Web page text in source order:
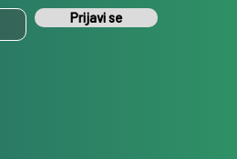
Prijavi se